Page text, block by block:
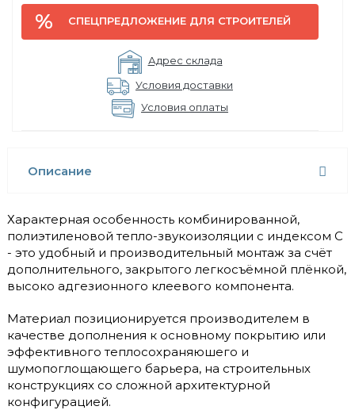
СПЕЦПРЕДЛОЖЕНИЕ ДЛЯ СТРОИТЕЛЕЙ
Адрес склада
Условия доставки
Условия оплаты
Описание
Характерная особенность комбинированной,
полиэтиленовой тепло-звукоизоляции с индексом С
- это удобный и производительный монтаж за счёт
дополнительного, закрытого легкосъёмной плёнкой,
высоко адгезионного клеевого компонента.
Материал позиционируется производителем в
качестве дополнения к основному покрытию или
эффективного теплосохраняюшего и
шумопоглощающего барьера, на строительных
конструкциях со сложной архитектурной
конфигурацией.